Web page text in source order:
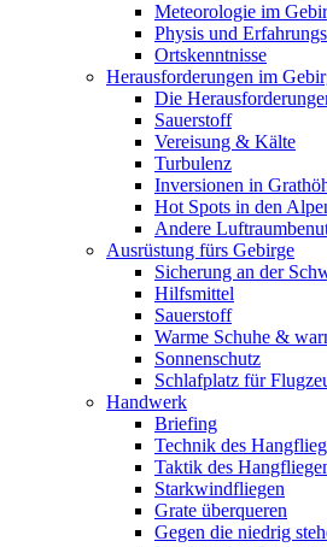
Meteorologie im
Physis und
Ortskenntnisse
Herausforderungen im
Die
Sauerstoff
Vereisung & Kälte
Turbulenz
Inversionen in
Hot Spots in den
Andere
Ausrüstung fürs Gebirge
Sicherung an der
Hilfsmittel
Sauerstoff
Warme Schuhe &
Sonnenschutz
Schlafplatz für
Handwerk
Briefing
Technik des
Taktik des
Starkwindfliegen
Grate überqueren
Gegen die niedrig